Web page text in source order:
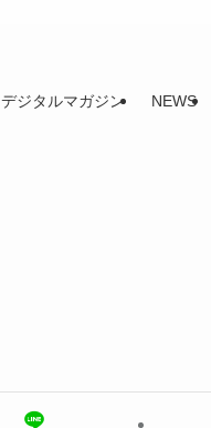
デジタルマガジン NEWS